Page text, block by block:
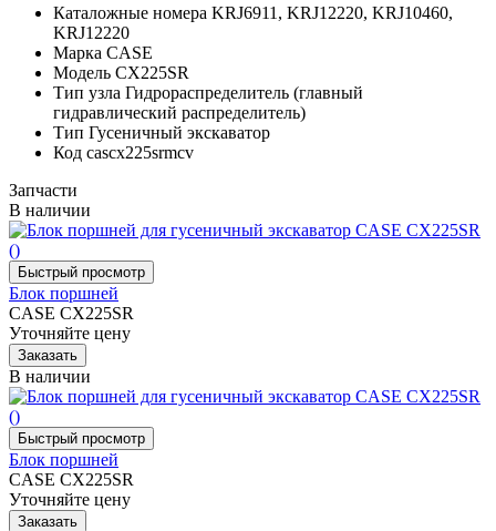
Каталожные номера KRJ6911, KRJ12220, KRJ10460,
KRJ12220
Марка CASE
Модель CX225SR
Тип узла Гидрораспределитель (главный
гидравлический распределитель)
Тип Гусеничный экскаватор
Код cascx225srmcv
Запчасти
В наличии
Блок поршней
CASE CX225SR
Уточняйте цену
В наличии
Блок поршней
CASE CX225SR
Уточняйте цену